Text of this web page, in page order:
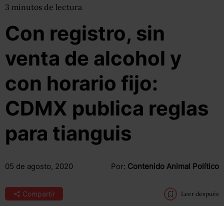
3 minutos de lectura
Con registro, sin
venta de alcohol y
con horario fijo:
CDMX publica reglas
para tianguis
05 de agosto, 2020 Por: Contenido Animal Político
Compartir Leer después